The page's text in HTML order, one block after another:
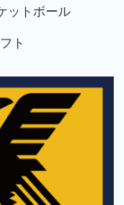
ットボール
ト